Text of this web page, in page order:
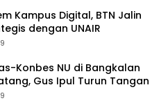
Kampus Digital, BTN Jalin
dengan UNAIR
Konbes NU di Bangkalan
Gus Ipul Turun Tangan